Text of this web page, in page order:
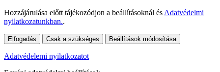
Hozzájárulása előtt tájékozódjon a beállításoknál és Adatvédelmi
nyilatkozatunkban..
Elfogadás Csak a szükséges Beállítások módosítása
Adatvédelemi nyilatkozatot